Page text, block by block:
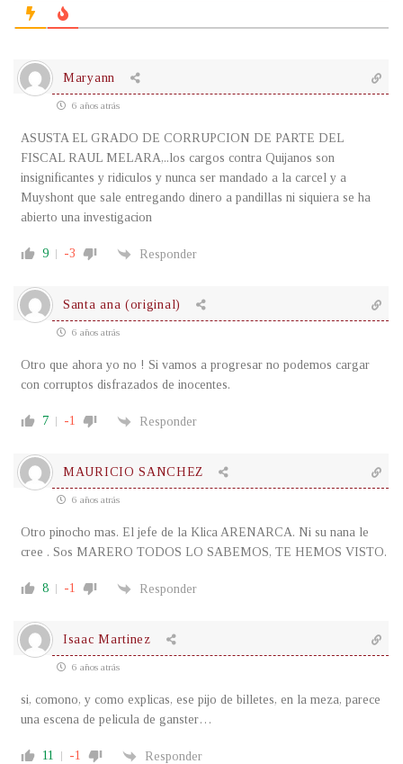
Maryann
6 años atrás
ASUSTA EL GRADO DE CORRUPCION DE PARTE DEL
FISCAL RAUL MELARA,..los cargos contra Quijanos son
insignificantes y ridiculos y nunca ser mandado a la carcel y a
Muyshont que sale entregando dinero a pandillas ni siquiera se ha
abierto una investigacion
9 -3 Responder
Santa ana (original)
6 años atrás
Otro que ahora yo no ! Si vamos a progresar no podemos cargar
con corruptos disfrazados de inocentes.
7 -1 Responder
MAURICIO SANCHEZ
6 años atrás
Otro pinocho mas. El jefe de la Klica ARENARCA. Ni su nana le
cree . Sos MARERO TODOS LO SABEMOS, TE HEMOS VISTO.
8 -1 Responder
Isaac Martinez
6 años atrás
si, comono, y como explicas, ese pijo de billetes, en la meza, parece
una escena de pelicula de ganster…
11 -1 Responder